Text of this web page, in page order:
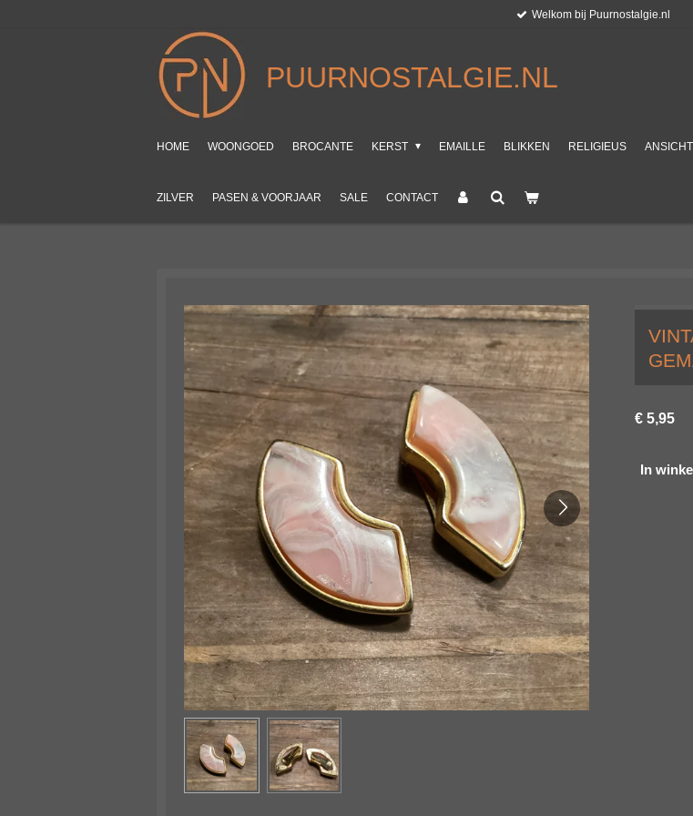
Welkom bij Puurnostalgie.nl
PUURNOSTALGIE.NL
HOME WOONGOED BROCANTE KERST EMAILLE BLIKKEN RELIGIEUS
ZILVER PASEN & VOORJAAR SALE CONTACT
€ 5,95
In